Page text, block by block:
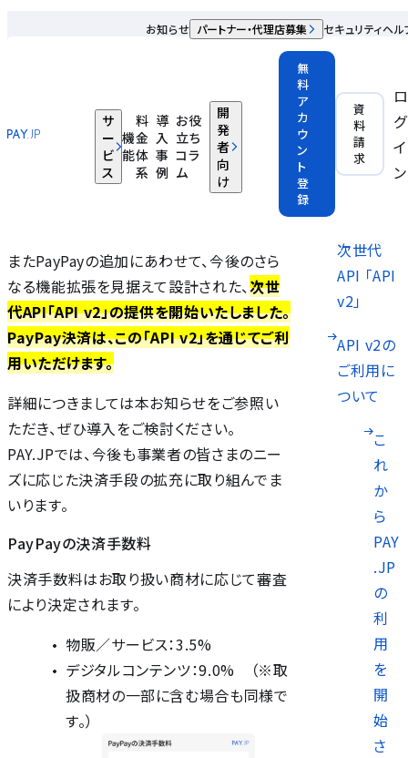
サ
ー
ビ
ス
機
能
料
金
体
系
導
入
事
例
お役
立ち
コラ
ム
開
発
者
向
け
お知らせ パートナー・代理店募集 セキュリティヘル
無
料
ア
カ
ウ
ン
ト
登
録
資
料
請
求
ロ
グ
イ
ン
PAY.JPの決済手段に「PayPay」を追加いたしました
PayPayの
決済手数
次世代
API 「API
v2」
API v2の
ご利用に
ついて
こ
れ
か
ら
PAY
.JP
の
利
用
を
開
始
さ
平素よりPAY.JPをご愛顧いただき、誠にあり
がとうございます。
このたび、PAY.JPの決済手段として、
大級のキャッシュレス決済サービス
またPayPayの追加にあわせて、今後のさら
なる機能拡張を見据えて設計された、次世
代API「API v2」の提供を開始いたしました。
PayPay決済は、この「API v2」を通じてご利
用いただけます。
詳細につきましては本お知らせをご参照い
ただき、ぜひ導入をご検討ください。
PAY.JPでは、今後も事業者の皆さまのニー
ズに応じた決済手段の拡充に取り組んでま
いります。
PayPayの決済手数料
決済手数料はお取り扱い商材に応じて審査
により決定されます。
物販／サービス：3.5%
デジタルコンテンツ：9.0% （※取
扱商材の一部に含む場合も同様で
す。）